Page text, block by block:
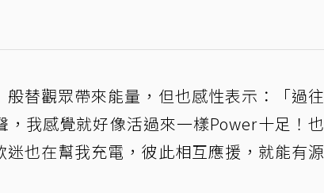
替觀眾帶來能量，但也感性表示：「過往
我感覺就好像活過來一樣Power十足！也
也在幫我充電，彼此相互應援，就能有源